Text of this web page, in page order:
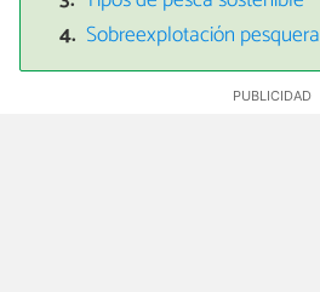
Sobreexplotación pesquera